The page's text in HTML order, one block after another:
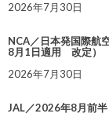
2026年7月30日
NCA／日本発国際航
8月1日適用 改定）
2026年7月30日
JAL／2026年8月前